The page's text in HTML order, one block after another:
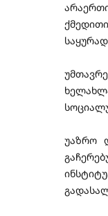
უაზრო